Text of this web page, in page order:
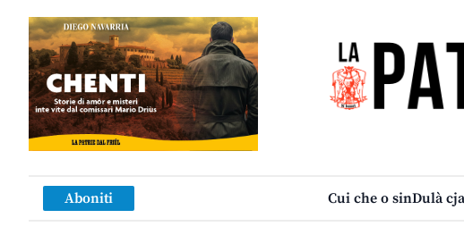
Aboniti Cui che o sinDulà